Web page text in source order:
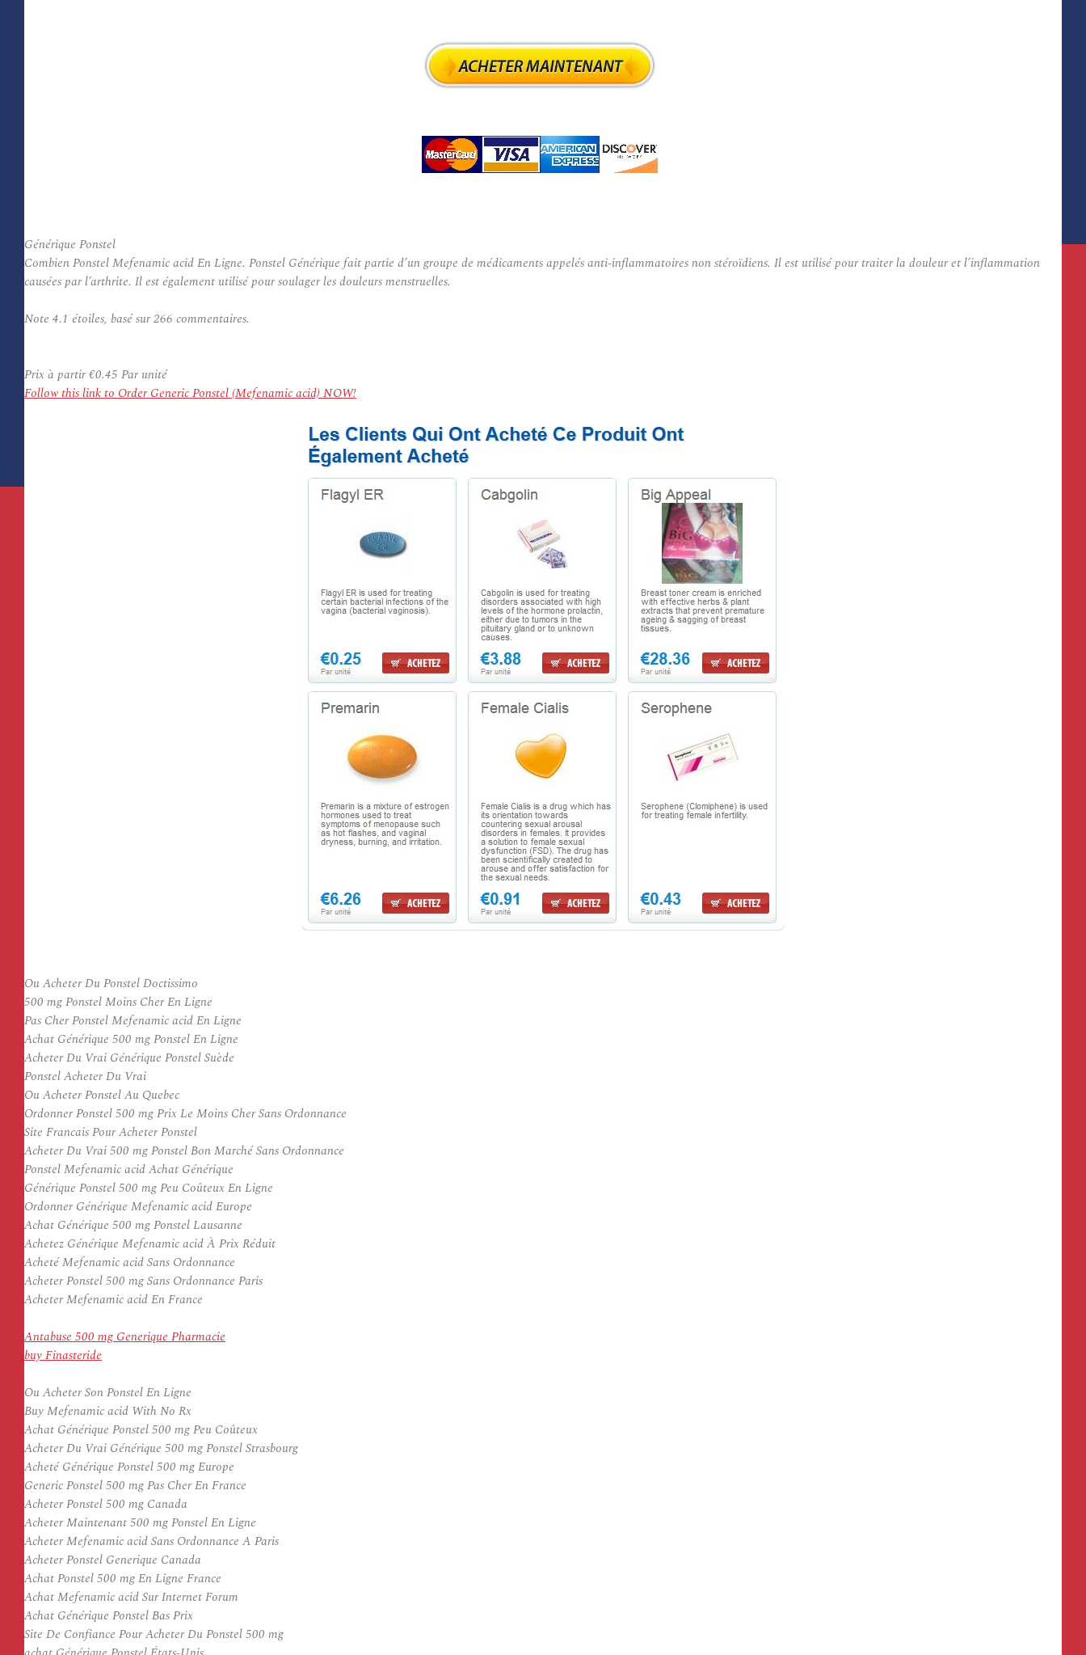
Générique Ponstel
Combien Ponstel Mefenamic acid En Ligne. Ponstel Générique fait partie d’un groupe de médicaments appelés anti-inflammatoires non stéroïdiens. Il est utilisé pour traiter la douleur et l’inflammation
causées par l’arthrite. Il est également utilisé pour soulager les douleurs menstruelles.
Note 4.1 étoiles, basé sur266 commentaires.
Prix à partir€0.45 Par unité
Follow this link to Order Generic Ponstel (Mefenamic acid) NOW!
Ou Acheter Du Ponstel Doctissimo
500 mg Ponstel Moins Cher En Ligne
Pas Cher Ponstel Mefenamic acid En Ligne
Achat Générique 500 mg Ponstel En Ligne
Acheter Du Vrai Générique Ponstel Suède
Ponstel Acheter Du Vrai
Ou Acheter Ponstel Au Quebec
Ordonner Ponstel 500 mg Prix Le Moins Cher Sans Ordonnance
Site Francais Pour Acheter Ponstel
Acheter Du Vrai 500 mg Ponstel Bon Marché Sans Ordonnance
Ponstel Mefenamic acid Achat Générique
Générique Ponstel 500 mg Peu Coûteux En Ligne
Ordonner Générique Mefenamic acid Europe
Achat Générique 500 mg Ponstel Lausanne
Achetez Générique Mefenamic acid À Prix Réduit
Acheté Mefenamic acid Sans Ordonnance
Acheter Ponstel 500 mg Sans Ordonnance Paris
Acheter Mefenamic acid En France
Antabuse 500 mg Generique Pharmacie
buy Finasteride
Ou Acheter Son Ponstel En Ligne
Buy Mefenamic acid With No Rx
Achat Générique Ponstel 500 mg Peu Coûteux
Acheter Du Vrai Générique 500 mg Ponstel Strasbourg
Acheté Générique Ponstel 500 mg Europe
Generic Ponstel 500 mg Pas Cher En France
Acheter Ponstel 500 mg Canada
Acheter Maintenant 500 mg Ponstel En Ligne
Acheter Mefenamic acid Sans Ordonnance A Paris
Acheter Ponstel Generique Canada
Achat Ponstel 500 mg En Ligne France
Achat Mefenamic acid Sur Internet Forum
Achat Générique Ponstel Bas Prix
Site De Confiance Pour Acheter Du Ponstel 500 mg